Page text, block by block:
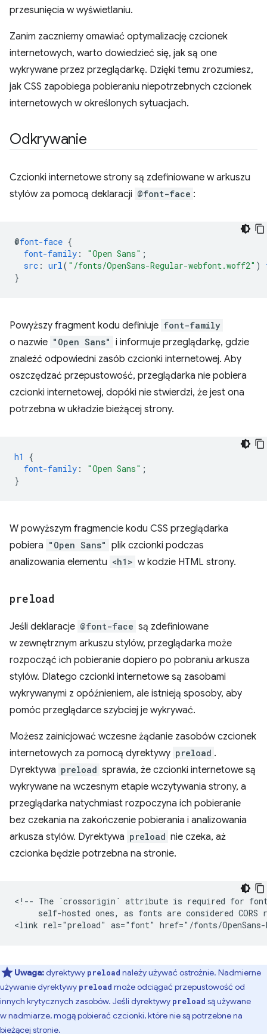
przesunięcia w wyświetlaniu.
Zanim zaczniemy omawiać optymalizację czcionek
internetowych, warto dowiedzieć się, jak są one
wykrywane przez przeglądarkę. Dzięki temu zrozumiesz,
jak CSS zapobiega pobieraniu niepotrzebnych czcionek
internetowych w określonych sytuacjach.
Odkrywanie
Czcionki internetowe strony są zdefiniowane w arkuszu
stylów za pomocą deklaracji @font-face :
@font-face {
font-family : "Open Sans" ;
src : url( "/fonts/OpenSans-Regular-webfont.woff2" )
}
Powyższy fragment kodu definiuje font-family
o nazwie "Open Sans" i informuje przeglądarkę, gdzie
znaleźć odpowiedni zasób czcionki internetowej. Aby
oszczędzać przepustowość, przeglądarka nie pobiera
czcionki internetowej, dopóki nie stwierdzi, że jest ona
potrzebna w układzie bieżącej strony.
h1
{
font-family : "Open Sans" ;
}
W powyższym fragmencie kodu CSS przeglądarka
pobiera "Open Sans" plik czcionki podczas
analizowania elementu <h1> w kodzie HTML strony.
preload
Jeśli deklaracje @font-face są zdefiniowane
w zewnętrznym arkuszu stylów, przeglądarka może
rozpocząć ich pobieranie dopiero po pobraniu arkusza
stylów. Dlatego czcionki internetowe są zasobami
wykrywanymi z opóźnieniem, ale istnieją sposoby, aby
pomóc przeglądarce szybciej je wykrywać.
Możesz zainicjować wczesne żądanie zasobów czcionek
internetowych za pomocą dyrektywy preload .
Dyrektywa preload sprawia, że czcionki internetowe są
wykrywane na wczesnym etapie wczytywania strony, a
przeglądarka natychmiast rozpoczyna ich pobieranie
bez czekania na zakończenie pobierania i analizowania
arkusza stylów. Dyrektywa preload nie czeka, aż
czcionka będzie potrzebna na stronie.
<!-- The `crossorigin` attribute is required for
self-hosted ones, as fonts are considered CORS
Uwaga:dyrektywy preload należy używać ostrożnie. Nadmierne
używanie dyrektywy preload może odciągać przepustowość od
innych krytycznych zasobów. Jeśli dyrektywy preload są używane
w nadmiarze, mogą pobierać czcionki, które nie są potrzebne na
bieżącej stronie.